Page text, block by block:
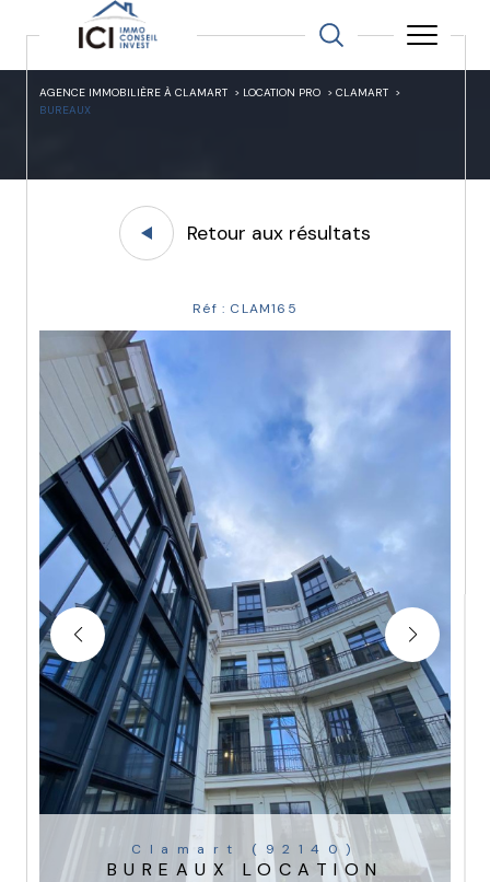
AGENCE IMMOBILIÈRE À CLAMART LOCATION PRO
CLAMART
BUREAUX
Retour aux résultats
Réf : CLAM165
Clamart (92140)
BUREAUX LOCATION